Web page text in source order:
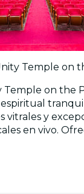
Temple on
Temple on the
espiritual
vitrales y
en vivo.